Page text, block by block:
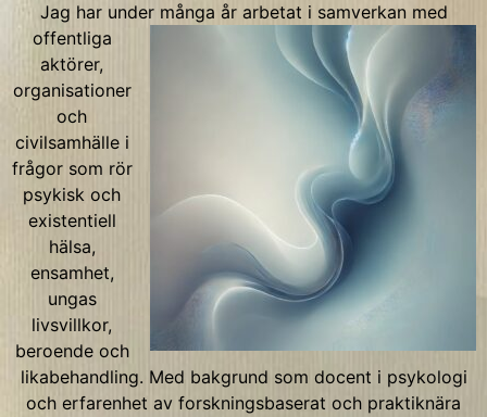
Jag har under många årarbetat i samverkan med
offentliga
aktörer,
organisationer
och
civilsamhälle i
frågor som rör
psykisk och
existentiell
hälsa,
ensamhet,
ungas
livsvillkor,
beroende och
likabehandling. Med bakgrund som docent i psykologi
och erfarenhet av forskningsbaserat och praktiknära